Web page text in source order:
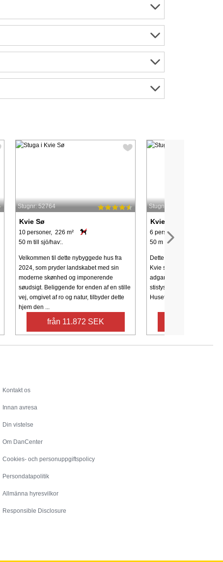
Stugnr: 52764
Kvie Sø
10 personer, 226 m²
50 m till sjö/hav:.
Velkommen til dette nybyggede hus fra
2024, som pryder landskabet med sin
moderne skønhed og imponerende
søudsigt. Beliggende for enden af ​​en stille
vej, omgivet af ro og natur, tilbyder dette
hjem den ...
från 11.872 SEK
Stugnr: 36134
Kvie Sø
6 personer, 122 m²
50 m till sjö/hav:.
Dette sommerhus ligger
Kvie sø. Stor, velplejet
adgang til søen. Rundt om
stistystem, som indbyder
Huset indbyder til gæster,
Kontakt os
Innan avresa
Din vistelse
Om DanCenter
Cookies- och personuppgiftspolicy
Persondatapolitik
Allmänna hyresvilkor
Responsible Disclosure